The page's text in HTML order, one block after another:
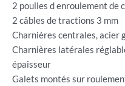
2 poulies d enroulement de
2 câbles de tractions 3 mm
Charnières centrales, acier
Charnières latérales
épaisseur
Galets montés sur